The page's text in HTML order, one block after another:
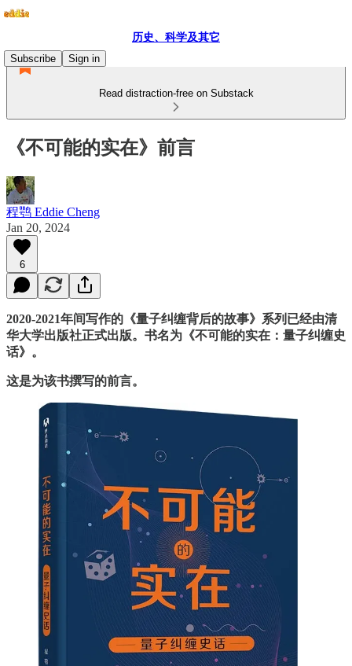
历史、科学及其它
Subscribe
Sign in
Read distraction-free on Substack
《不可能的实在》前言
程鹗 Eddie Cheng
Jan 20, 2024
6
2020-2021年间写作的《量子纠缠背后的故事》系列已经由清
华大学出版社正式出版。书名为《不可能的实在：量子纠缠史
话》。
这是为该书撰写的前言。